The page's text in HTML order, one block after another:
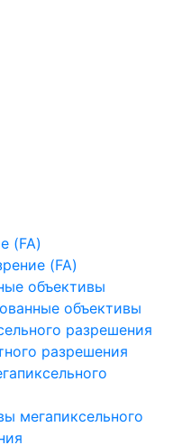
(FA)
(FA)
объективы
объективы
разрешения
разрешения
мегапиксельного